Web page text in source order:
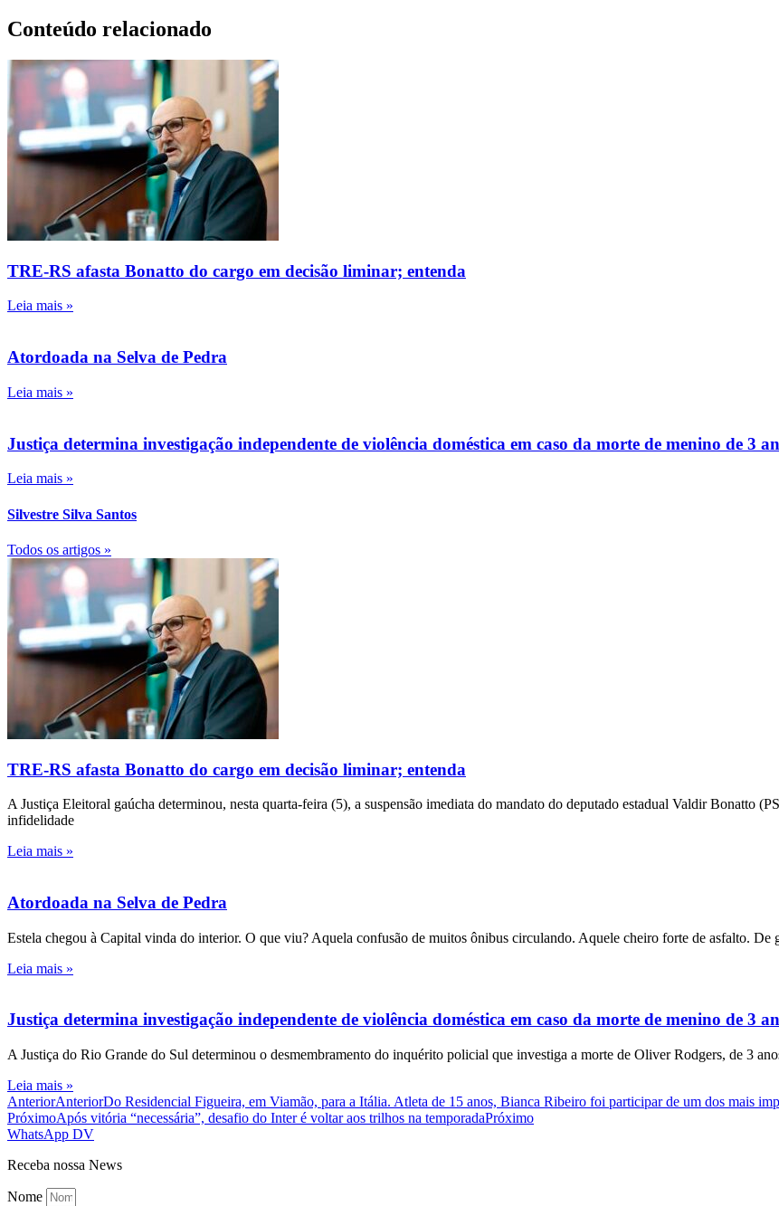
Conteúdo relacionado
TRE-RS afasta Bonatto do cargo em decisão liminar; entenda
Leia mais »
Atordoada na Selva de Pedra
Leia mais »
Justiça determina investigação independente de violência doméstica em caso da morte de menino de 3
Leia mais »
Silvestre Silva Santos
Todos os artigos »
TRE-RS afasta Bonatto do cargo em decisão liminar; entenda
A Justiça Eleitoral gaúcha determinou, nesta quarta-feira (5), a suspensão imediata do mandato do deputado estadual Valdir Bonatto
infidelidade
Leia mais »
Atordoada na Selva de Pedra
Estela chegou à Capital vinda do interior. O que viu? Aquela confusão de muitos ônibus circulando. Aquele cheiro forte de asfalto. De
Leia mais »
Justiça determina investigação independente de violência doméstica em caso da morte de menino de 3
A Justiça do Rio Grande do Sul determinou o desmembramento do inquérito policial que investiga a morte de Oliver Rodgers, de 3
Leia mais »
AnteriorAnteriorDo Residencial Figueira, em Viamão, para a Itália. Atleta de 15 anos, Bianca Ribeiro foi participar de um dos mais
PróximoApós vitória “necessária”, desafio do Inter é voltar aos trilhos na temporadaPróximo
WhatsApp DV
Receba nossa News
Nome